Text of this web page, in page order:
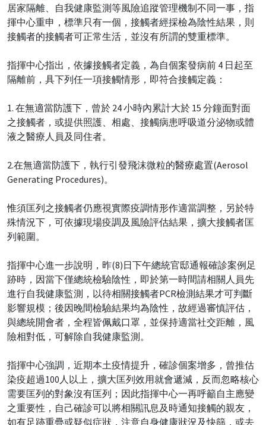
居家隔離、自我健康監測等風險追蹤管理機制不同一事，指
揮中心重申，標準只有一個，接觸者經採檢為陰性結果，則
接觸者的接觸者可正常生活，並沒有所謂的雙重標準。
指揮中心指出，依據接觸者定義，為自個案發病前 4 日起至
隔離前，具下列任一項接觸情形，即符合接觸定義：
1. 在無適當防護下，曾於 24 小時內累計大於 15 分鐘面對面
之接觸者，或提供照護、相處、接觸病患呼吸道分泌物或體
液之醫療人員及同住者。
2.在無適當防護下，執行引發飛沫微粒的醫療處置(Aerosol
Generating Procedures)。
惟須匡列之接觸者仍應視實際疫調情形作適當調整，另於特
殊情況下，可依據現場疫調及風險評估結果，擴大接觸者匡
列範圍。
指揮中心進一步說明，昨(8)日下午總統官邸通報確診案例足
跡時，因當下僅總統檢驗陰性，即於第一時間請相關人員先
進行自我健康監測，以待相關接觸者PCR檢測結果才可判斷
影響規模；後因晚間檢驗結果均為陰性，故經過審慎評估，
與總統開會者，全程皆佩戴口罩，並保持適當社交距離，風
險相對低，可解除自我健康監測。
指揮中心強調，近期本土疫情提升，確診個案增多，曾推估
染疫超過100人以上，擴大匡列效用就會遞減，反而忽略核心
需要匡列的對象沒有匡列；因此指揮中心一再呼籲自主應變
之重要性，自己確診可以將相關訊息及時通知接觸的親友，
如有足跡重疊或疑似症狀，注意自身健康狀況及快篩，或去